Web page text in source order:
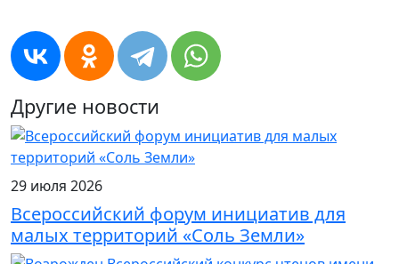
Другие новости
29 июля 2026
Всероссийский форум инициатив для
малых территорий «Соль Земли»